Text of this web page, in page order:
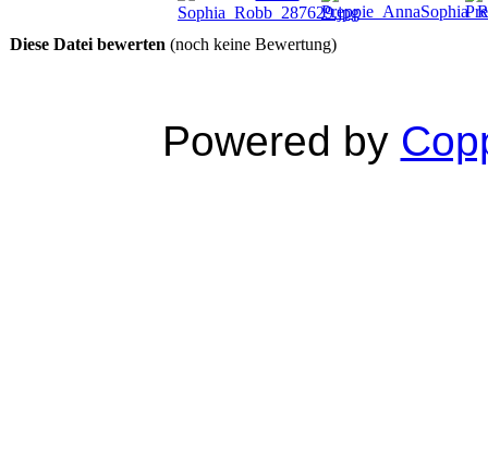
Diese Datei bewerten (noch keine Bewertung)
Powered by